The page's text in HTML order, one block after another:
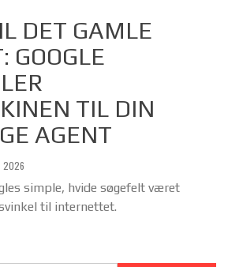
DET GAMLE
GOOGLE
TIL DIN
AGENT
2026
simple, hvide søgefelt været
til internettet.